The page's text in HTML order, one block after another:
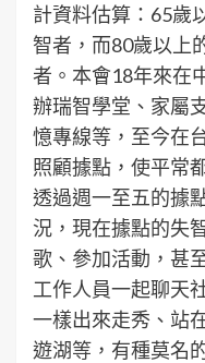
計資料估算：65歲
智者，而80歲以上
者。本會18年來在
辦瑞智學堂、家屬
憶專線等，至今在
照顧據點，使平常
透過週一至五的據
況，現在據點的失
歌、參加活動，甚
工作人員一起聊天
一樣出來走秀、站
遊湖等，有種莫名